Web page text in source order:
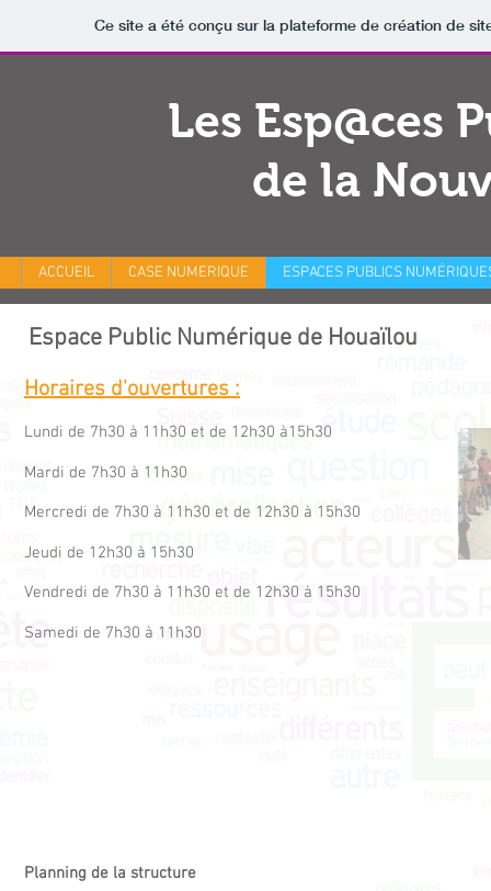
Ce site a été conçu sur la plateforme de création de
Les Esp@ces
de la
ACCUEIL CASE NUMERIQUE ESPACES PUBLICS
Espace Public Numérique de Houaïlou
Horaires d'ouvertures :
Lundi de 7h30 à 11h30 et de 12h30 à15h30
Mardi de 7h30 à 11h30
Mercredi de 7h30 à 11h30 et de 12h30 à 15h30
Jeudi de 12h30 à 15h30
Vendredi de 7h30 à 11h30 et de 12h30 à 15h30
Samedi de 7h30 à 11h30
Planning de la structure